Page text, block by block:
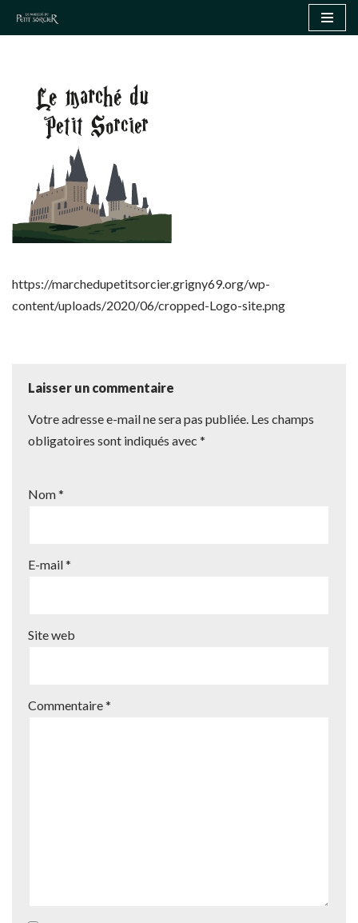
contenu
https://marchedupetitsorcier.grigny69.org/wp-
content/uploads/2020/06/cropped-Logo-site.png
Laisser un commentaire
Votre adresse e-mail ne sera pas publiée. Les champs
obligatoires sont indiqués avec *
Nom*
E-mail*
Site web
Commentaire*